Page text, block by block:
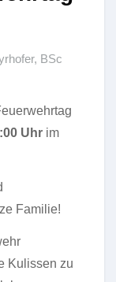
BSc
Uhr im
Familie!
Kulissen zu